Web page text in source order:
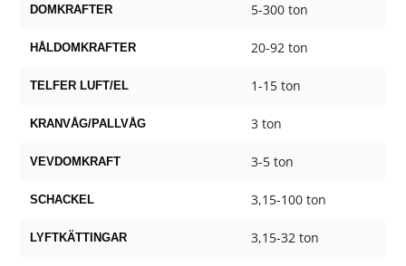
DOMKRAFTER 5-300 ton
HÅLDOMKRAFTER 20-92 ton
TELFER LUFT/EL 1-15 ton
KRANVÅG/PALLVÅG 3 ton
VEVDOMKRAFT 3-5 ton
SCHACKEL 3,15-100 ton
LYFTKÄTTINGAR 3,15-32 ton